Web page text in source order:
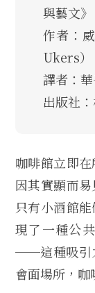
與藝文》
作者：
Ukers）
譯者：
出版社
咖啡館立即
因其實顯而
只有小酒館
現了一種公
──這種吸引
會面場所，咖